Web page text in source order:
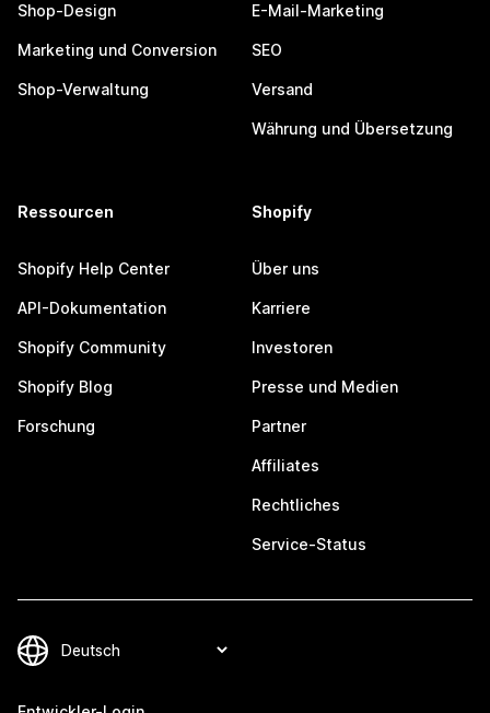
Shop-Design
Marketing und Conversion
Shop-Verwaltung
E-Mail-Marketing
SEO
Versand
Währung und Übersetzung
Ressourcen
Shopify Help Center
API-Dokumentation
Shopify Community
Shopify Blog
Forschung
Shopify
Über uns
Karriere
Investoren
Presse und Medien
Partner
Affiliates
Rechtliches
Service-Status